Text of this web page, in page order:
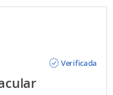
Verificada